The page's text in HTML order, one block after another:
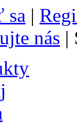
sa |
nás |